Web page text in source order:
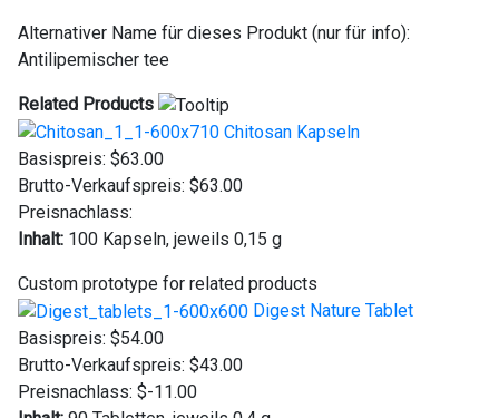
Alternativer Name für dieses Produkt (nur für info):
Antilipemischer tee
Related Products
Chitosan Kapseln
Basispreis: $63.00
Brutto-Verkaufspreis: $63.00
Preisnachlass:
Inhalt: 100 Kapseln, jeweils 0,15 g
Custom prototype for related products
Digest Nature Tablet
Basispreis: $54.00
Brutto-Verkaufspreis: $43.00
Preisnachlass: $-11.00